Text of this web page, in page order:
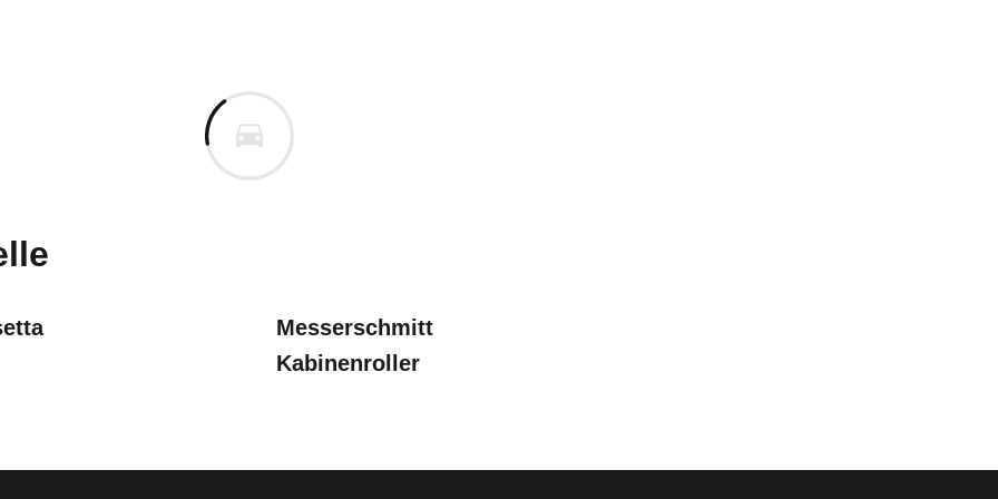
Lassen Sie uns gerne wissen, wenn Sie Probleme mit Ihrem Fahrzeug haben. Ihre
Messerschmitt
Kabinenroller